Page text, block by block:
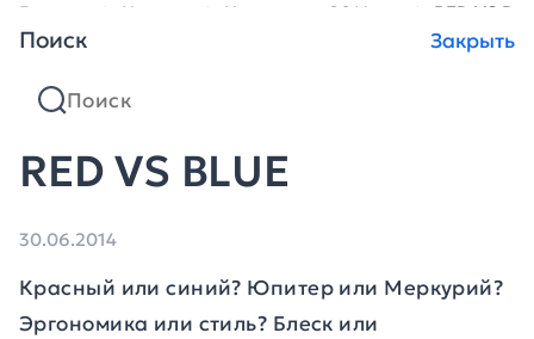
Поиск Закрыть
Главная Новости Новости за 2014 год RED VS
RED VS BLUE
30.06.2014
Красный или синий? Юпитер или Меркурий?
Эргономика или стиль? Блеск или